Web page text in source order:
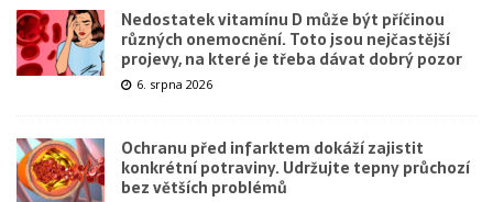
Nedostatek vitamínu D může být příčinou
různých onemocnění. Toto jsou nejčastější
projevy, na které je třeba dávat dobrý pozor
6. srpna 2026
Ochranu před infarktem dokáží zajistit
konkrétní potraviny. Udržujte tepny průchozí
bez větších problémů